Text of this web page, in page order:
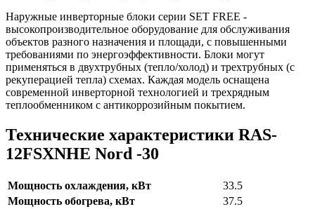
Наружные инверторные блоки серии SET FREE -
высокопроизводительное оборудование для обслуживания
объектов разного назначения и площади, с повышенными
требованиями по энергоэффективности. Блоки могут
применяться в двухтрубных (тепло/холод) и трехтрубных (с
рекуперацией тепла) схемах. Каждая модель оснащена
современной инверторной технологией и трехрядным
теплообменником с антикоррозийным покытием.
Технические характеристики RAS-
12FSXNHE Nord -30
Мощность охлаждения, кВт
33.5
Мощность обогрева, кВт
37.5